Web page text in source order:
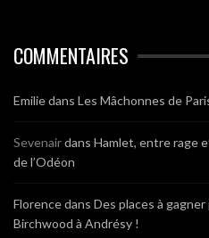
COMMENTAIRES
Emiliedans Les Mâchonnes de
Sevenairdans Hamlet, entre rage
de l’Odéon
Florencedans Des places à
Birchwood à Andrésy !